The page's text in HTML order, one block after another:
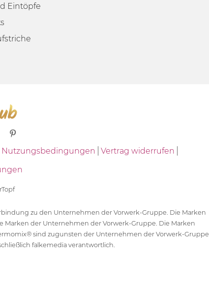
Eintöpfe
Nutzungsbedingungen
Vertrag widerrufen
zu den Unternehmen der Vorwerk-Gruppe. Die Marken
der Unternehmen der Vorwerk-Gruppe. Die Marken
sind zugunsten der Unternehmen der Vorwerk-Gruppe
falkemedia verantwortlich.